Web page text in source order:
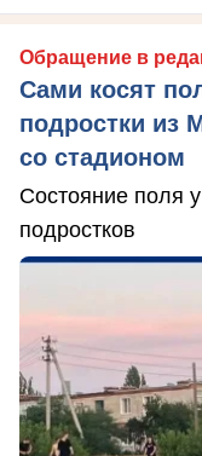
Обращение в
Сами косят
подростки из
со стадионом
Состояние поля
подростков